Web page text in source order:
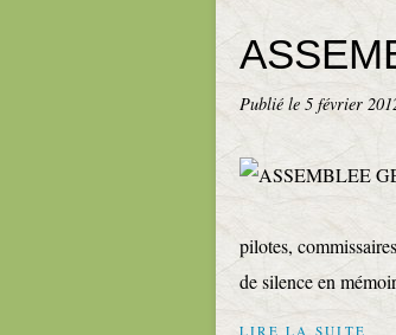
Publié le 5 février
pilotes,
de silence en
LIRE LA SUITE